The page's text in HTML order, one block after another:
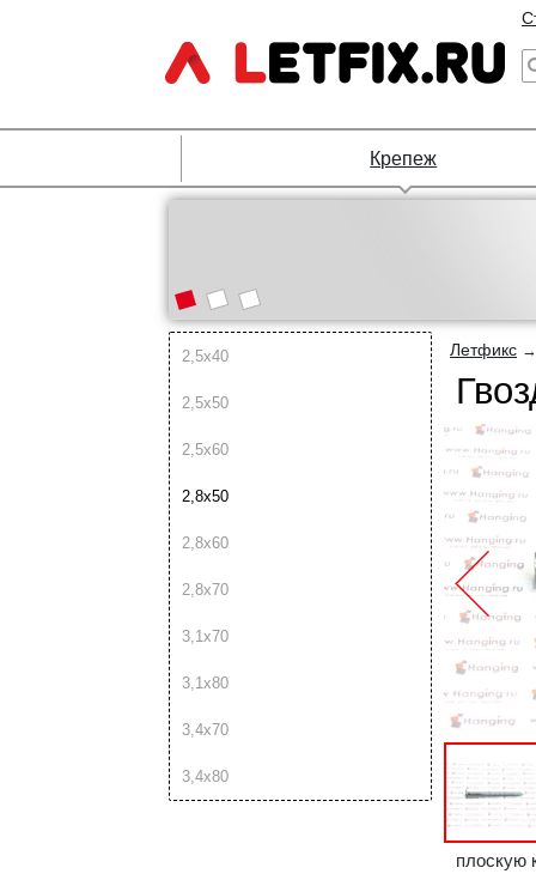
Крепеж
2,5х40
2,5х50
2,5х60
2,8х50
2,8х60
2,8х70
3,1х70
3,1х80
3,4х70
3,4х80
Летфикс
плоскую